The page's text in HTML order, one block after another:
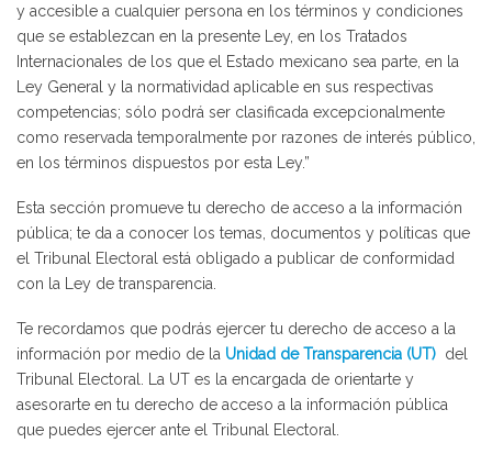
y accesible a cualquier persona en los términos y condiciones
que se establezcan en la presente Ley, en los Tratados
Internacionales de los que el Estado mexicano sea parte, en la
Ley General y la normatividad aplicable en sus respectivas
competencias; sólo podrá ser clasificada excepcionalmente
como reservada temporalmente por razones de interés público,
en los términos dispuestos por esta Ley.”
Esta sección promueve tu derecho de acceso a la información
pública; te da a conocer los temas, documentos y políticas que
el Tribunal Electoral está obligado a publicar de conformidad
con la Ley de transparencia.
Te recordamos que podrás ejercer tu derecho de acceso a la
información por medio de la Unidad de Transparencia (UT) del
Tribunal Electoral. La UT es la encargada de orientarte y
asesorarte en tu derecho de acceso a la información pública
que puedes ejercer ante el Tribunal Electoral.